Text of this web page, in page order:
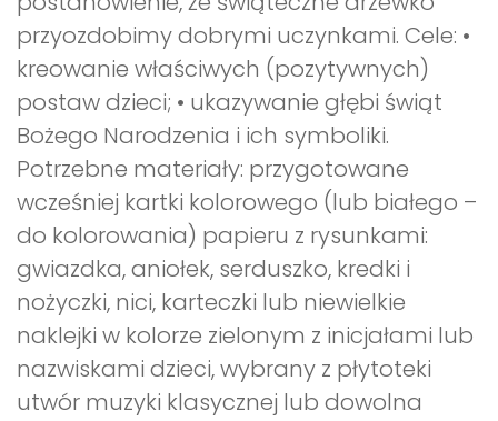
przyozdobimy dobrymi uczynkami. Cele: •
kreowanie właściwych (pozytywnych)
postaw dzieci; • ukazywanie głębi świąt
Bożego Narodzenia i ich symboliki.
Potrzebne materiały: przygotowane
wcześniej kartki kolorowego (lub białego –
do kolorowania) papieru z rysunkami:
gwiazdka, aniołek, serduszko, kredki i
nożyczki, nici, karteczki lub niewielkie
naklejki w kolorze zielonym z inicjałami lub
nazwiskami dzieci, wybrany z płytoteki
utwór muzyki klasycznej lub dowolna